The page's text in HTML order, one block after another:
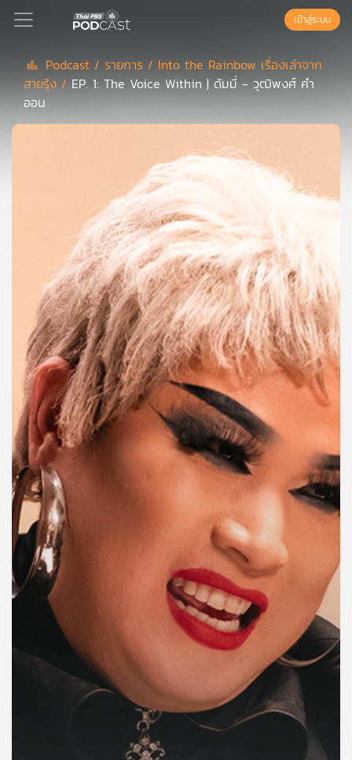
Podcast
ของ
คุณ
เพลง
บทความ
ข่าว
และ
กิจกรรม
กับ
เข้าสู่ระบบ
Podcast / รายการ / Into the Rainbow เรื่องเล่าจาก
สายรุ้ง / EP. 1: The Voice Within | ดัมมี่ - วุฒิพงศ์ คำ
ออน